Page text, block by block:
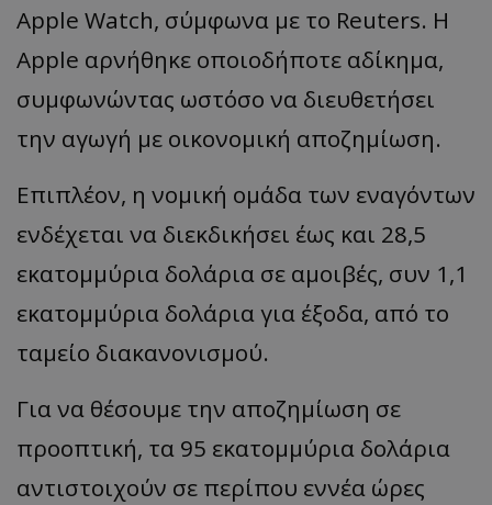
Apple Watch, σύμφωνα με το Reuters. Η
Apple αρνήθηκε οποιοδήποτε αδίκημα,
συμφωνώντας ωστόσο να διευθετήσει
την αγωγή με οικονομική αποζημίωση.
Επιπλέον, η νομική ομάδα των εναγόντων
ενδέχεται να διεκδικήσει έως και 28,5
εκατομμύρια δολάρια σε αμοιβές, συν 1,1
εκατομμύρια δολάρια για έξοδα, από το
ταμείο διακανονισμού.
Για να θέσουμε την αποζημίωση σε
προοπτική, τα 95 εκατομμύρια δολάρια
αντιστοιχούν σε περίπου εννέα ώρες